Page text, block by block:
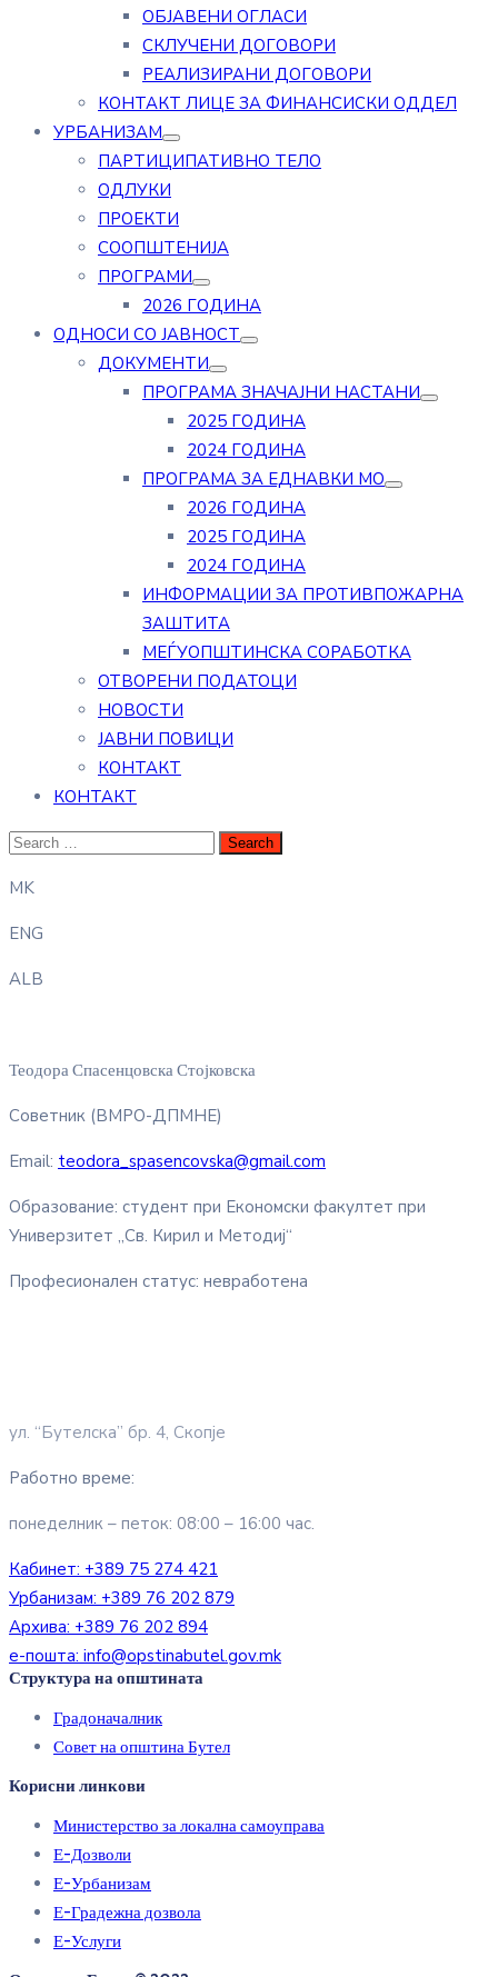
ОБЈАВЕНИ ОГЛАСИ
СКЛУЧЕНИ ДОГОВОРИ
РЕАЛИЗИРАНИ ДОГОВОРИ
КОНТАКТ ЛИЦЕ ЗА ФИНАНСИСКИ ОДДЕЛ
УРБАНИЗАМ
ПАРТИЦИПАТИВНО ТЕЛО
ОДЛУКИ
ПРОЕКТИ
СООПШТЕНИЈА
ПРОГРАМИ
2026 ГОДИНА
ОДНОСИ СО ЈАВНОСТ
ДОКУМЕНТИ
ПРОГРАМА ЗНАЧАЈНИ НАСТАНИ
2025 ГОДИНА
2024 ГОДИНА
ПРОГРАМА ЗА ЕДНАВКИ МО
2026 ГОДИНА
2025 ГОДИНА
2024 ГОДИНА
ИНФОРМАЦИИ ЗА ПРОТИВПОЖАРНА
ЗАШТИТА
МЕЃУОПШТИНСКА СОРАБОТКА
ОТВОРЕНИ ПОДАТОЦИ
НОВОСТИ
ЈАВНИ ПОВИЦИ
КОНТАКТ
КОНТАКТ
MK
ENG
ALB
Теодора Спасенцовска Стојковска
Советник (ВМРО-ДПМНЕ)
Email: teodora_spasencovska@gmail.com
Образование: студент при Економски факултет при
Универзитет „Св. Кирил и Методиј“
Професионален статус: невработена
ул. “Бутелска” бр. 4, Скопје
Работно време:
понеделник – петок: 08:00 – 16:00 час.
Кабинет: +389 75 274 421
Урбанизам: +389 76 202 879
Архива: +389 76 202 894
е-пошта: info@opstinabutel.gov.mk
Структура на општината
Градоначалник
Совет на општина Бутел
Корисни линкови
Министерство за локална самоуправа
Е-Дозволи
Е-Урбанизам
Е-Градежна дозвола
Е-Услуги